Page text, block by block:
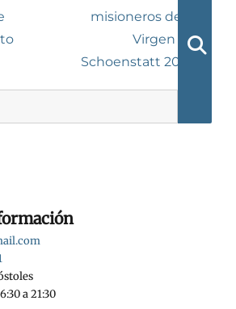
entrada:
misioneros de la
Virgen de
Schoenstatt 2026
a 21:30